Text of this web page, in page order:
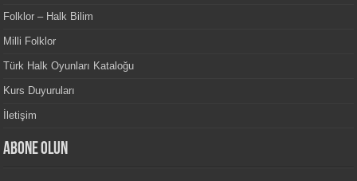
Folklor – Halk Bilim
Milli Folklor
Türk Halk Oyunları Kataloğu
Kurs Duyuruları
İletişim
Abone Olun